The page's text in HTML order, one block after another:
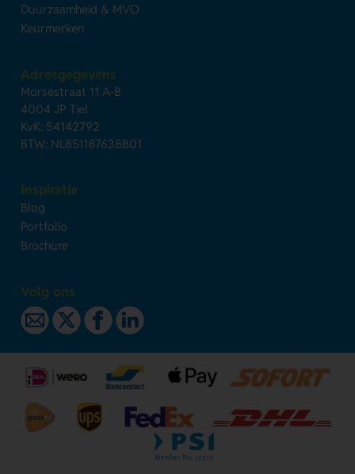
Duurzaamheid & MVO
Keurmerken
Adresgegevens
Morsestraat 11 A-B
4004 JP Tiel
KvK: 54142792
BTW: NL851187638B01
Inspiratie
Blog
Portfolio
Brochure
Volg ons